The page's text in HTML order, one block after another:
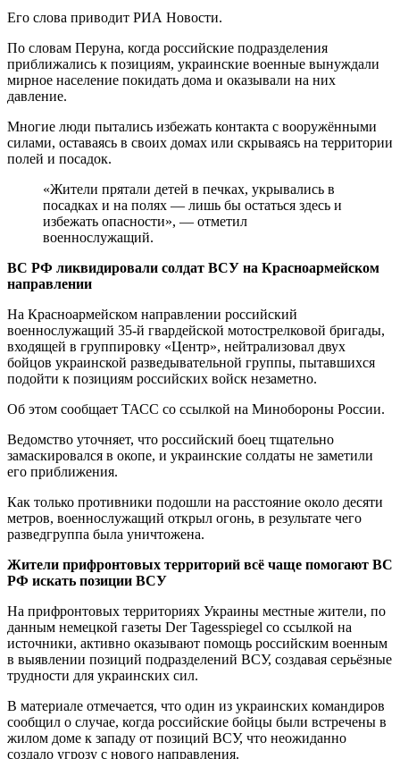
Его слова приводит РИА Новости.
По словам Перуна, когда российские подразделения
приближались к позициям, украинские военные вынуждали
мирное население покидать дома и оказывали на них
давление.
Многие люди пытались избежать контакта с вооружёнными
силами, оставаясь в своих домах или скрываясь на территории
полей и посадок.
«Жители прятали детей в печках, укрывались в
посадках и на полях — лишь бы остаться здесь и
избежать опасности», — отметил
военнослужащий.
ВС РФ ликвидировали солдат ВСУ на Красноармейском
направлении
На Красноармейском направлении российский
военнослужащий 35-й гвардейской мотострелковой бригады,
входящей в группировку «Центр», нейтрализовал двух
бойцов украинской разведывательной группы, пытавшихся
подойти к позициям российских войск незаметно.
Об этом сообщает ТАСС со ссылкой на Минобороны России.
Ведомство уточняет, что российский боец тщательно
замаскировался в окопе, и украинские солдаты не заметили
его приближения.
Как только противники подошли на расстояние около десяти
метров, военнослужащий открыл огонь, в результате чего
разведгруппа была уничтожена.
Жители прифронтовых территорий всё чаще помогают ВС
РФ искать позиции ВСУ
На прифронтовых территориях Украины местные жители, по
данным немецкой газеты Der Tagesspiegel со ссылкой на
источники, активно оказывают помощь российским военным
в выявлении позиций подразделений ВСУ, создавая серьёзные
трудности для украинских сил.
В материале отмечается, что один из украинских командиров
сообщил о случае, когда российские бойцы были встречены в
жилом доме к западу от позиций ВСУ, что неожиданно
создало угрозу с нового направления.